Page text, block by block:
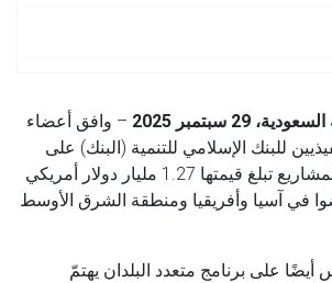
29 سبتمبر 2025
– وافق أعضاء
للبنك الإسلامي للتنمية (البنك) على
مجموعة كبيرة من المشاريع تبلغ قيمتها 1.27 مليار دولار أمريكي
12 بلدا عضوا في آسيا وأفريقيا ومنطقة الشرق الأوسط
على برنامج متعدد البلدان يهتمّ